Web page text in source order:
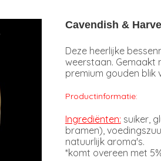
Cavendish &
Deze heerlijke
weerstaan. Gemaakt
premium gouden blik
Productinformatie:
Ingrediënten: suiker,
bramen),
natuurlijk aroma's.
*komt overeen met